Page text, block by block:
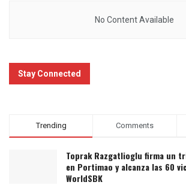
No Content Available
Stay Connected
Trending Comments
Toprak Razgatlioglu firma un
en Portimao y alcanza las 60
WorldSBK